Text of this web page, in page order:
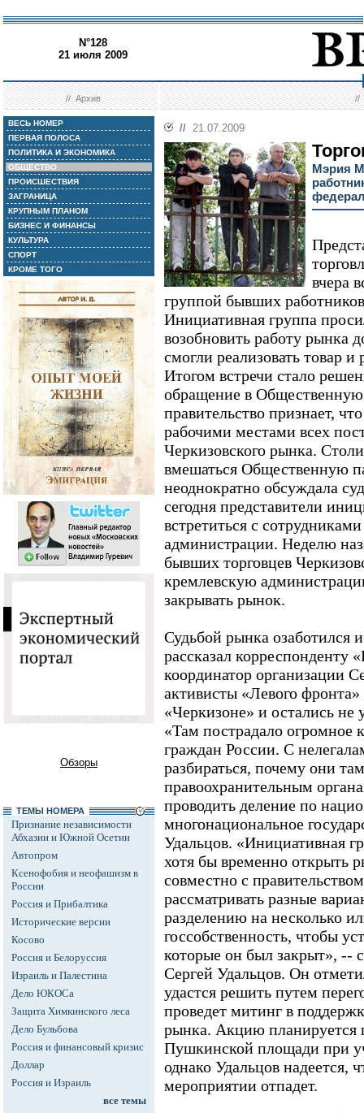
N°128
21 июля 2009
//Архив //
ВЕСЬ НОМЕР
ПЕРВАЯ ПОЛОСА
ПОЛИТИКА И ЭКОНОМИКА
ОБЩЕСТВО
ПРОИСШЕСТВИЯ
ЗАГРАНИЦА
КРУПНЫМ ПЛАНОМ
БИЗНЕС И ФИНАНСЫ
КУЛЬТУРА
СПОРТ
КРОМЕ ТОГО
Обзоры
ТЕМЫ НОМЕРА
Признание независимости
Абхазии и Южной Осетии
Автопром
Ксенофобия и неофашизм в
России
Россия и Прибалтика
Исторические версии
Косово
Россия и Белоруссия
Израиль и Палестина
Дело ЮКОСа
Защита Химкинского леса
Дело Бульбова
Россия и финансовый кризис
Доллар
Россия и Израиль
все темы
// 21.07.2009
Мэрия
вчера
группой бывших
Инициативная группа
возобновить работу рынка
смогли реализовать товар и
Итогом встречи стало
обращение в Общественную
правительство признает,
рабочими местами всех
Черкизовского рынка.
вмешаться Общественную
неоднократно обсуждала
сегодня представители
встретиться с
администрации. Неделю
бывших торговцев
кремлевскую
закрывать рынок.
Судьбой рынка озаботился
рассказал корреспонденту
координатор организации
активисты «Левого
«Черкизоне» и остались не
«Там пострадало огромное
граждан России. С
разбираться, почему они
правоохранительным
проводить деление по
многонациональное
Удальцов. «Инициативная
хотя бы временно открыть
совместно с
рассматривать разные
разделению на несколько
госсобственность, чтобы
которые он был закрыт», --
Сергей Удальцов. Он
удастся решить путем
проведет митинг в
рынка. Акцию планируется
Пушкинской площади при
однако Удальцов надеется,
мероприятии отпадет.